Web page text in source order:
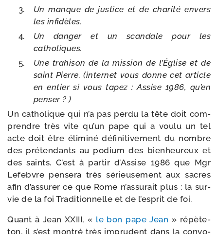
Un manque de jus­tice et de cha­ri­té envers
les infidèles.
Un dan­ger et un scan­dale pour les
catholiques.
Une tra­hi­son de la mis­sion de l’Église et de
saint Pierre. (inter­net vous donne cet article
en entier si vous tapez : Assise 1986, qu’en
penser ? )
Un catho­lique qui n’a pas per­du la tête doit com­
prendre très vite qu’un pape qui a vou­lu un tel
acte doit être éli­mi­né défi­ni­ti­ve­ment du nombre
des pré­ten­dants au podium des bien­heu­reux et
des saints. C’est à par­tir d’Assise 1986 que Mgr
Lefebvre pen­se­ra très sérieu­se­ment aux sacres
afin d’as­su­rer ce que Rome n’as­su­rait plus : la sur­
vie de la foi Traditionnelle et de l’es­prit de foi.
Quant à Jean XXIII, « le bon pape Jean » répète-​
ton, il s’est mon­tré très impru­dent dans la convo­